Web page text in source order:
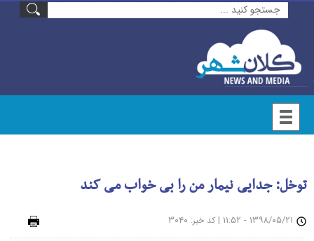
توخل: جدایی نیمار من را بی خواب می کند
| کد خبر: ۳۰۴۰